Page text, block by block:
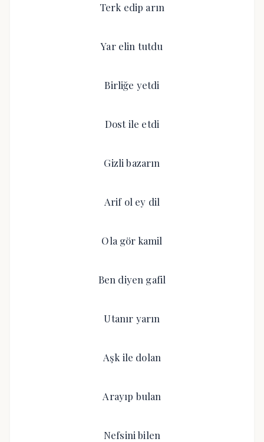
Terk edip arın
Yar elin tutdu
Birliğe yetdi
Dost ile etdi
Gizli bazarın
Arif ol ey dil
Ola gör kamil
Ben diyen gafil
Utanır yarın
Aşk ile dolan
Arayıp bulan
Nefsini bilen